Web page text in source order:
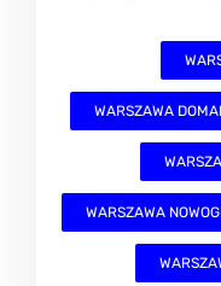
WARSZAWA
WARSZAWA